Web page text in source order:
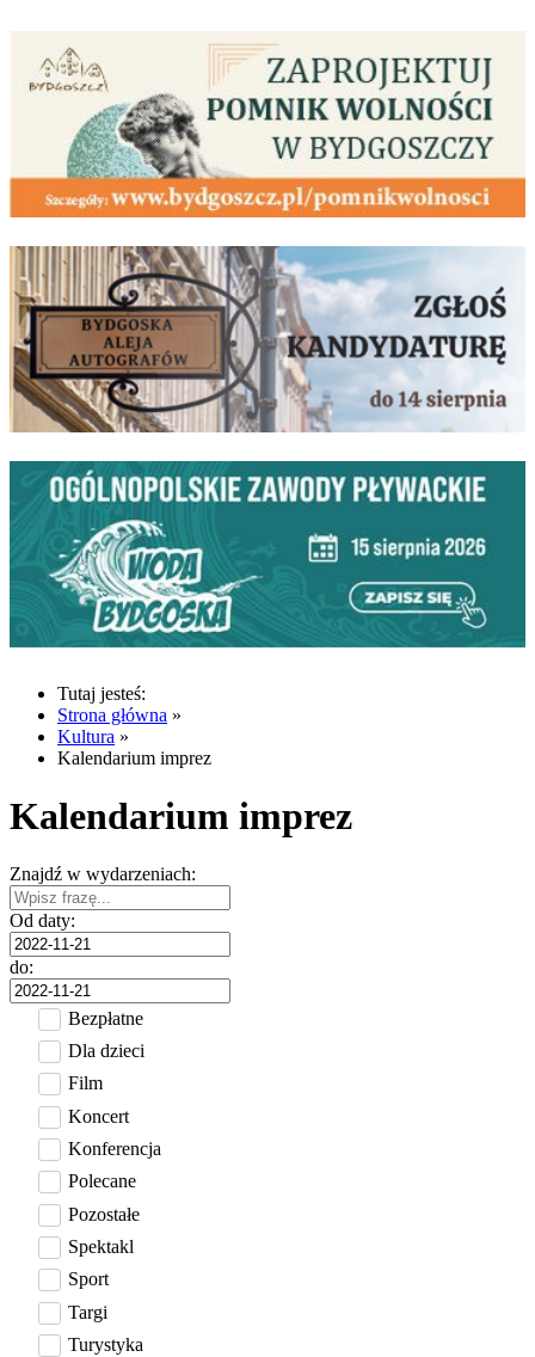
Tutaj jesteś:
Strona główna »
Kultura »
Kalendarium imprez
Kalendarium imprez
Znajdź w wydarzeniach:
Od daty:
do:
Bezpłatne
Dla dzieci
Film
Koncert
Konferencja
Polecane
Pozostałe
Spektakl
Sport
Targi
Turystyka